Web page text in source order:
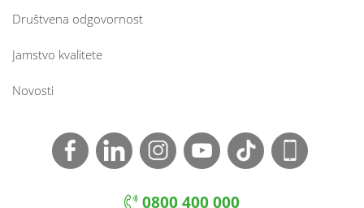
Društvena odgovornost
Jamstvo kvalitete
Novosti
0800 400 000